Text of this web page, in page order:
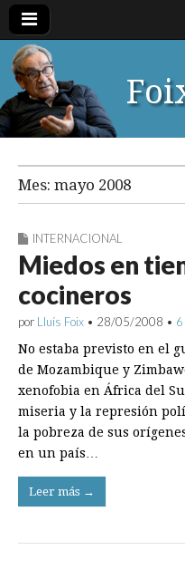
Mes: mayo 2008
INTERNACIONAL
Miedos en
cocineros
por Lluís Foix • 28/05/2008 •
No estaba previsto en el
de Mozambique y
xenofobia en África del
miseria y la represión
la pobreza de sus
en un país…
Leer más →